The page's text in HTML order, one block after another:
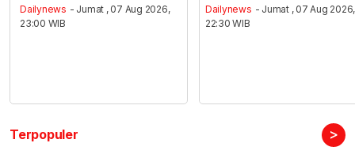
Dailynews - Jumat , 07 Aug 2026,
23:00 WIB
Dailynews - Jumat , 07 Aug 2026,
22:30 WIB
Terpopuler >